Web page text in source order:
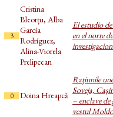
3
Cristina
Bleorțu, Alba
García
Rodríguez,
Alina-Viorela
Prelipcean
El estudio
en el norte
0 Doina Hreapcă
Raţiunile
Soveja,
– enclave
vestul